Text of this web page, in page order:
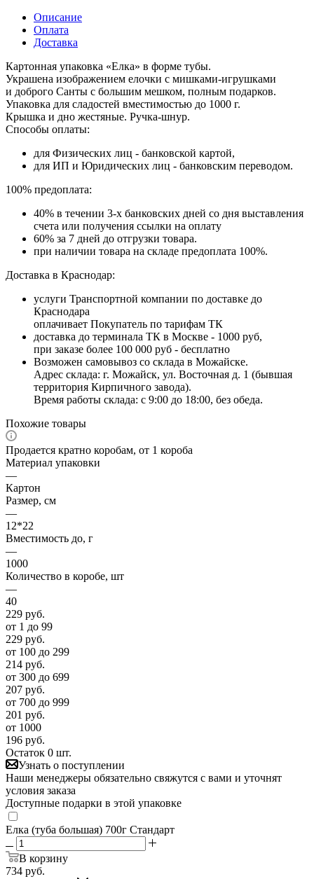
Описание
Оплата
Доставка
Картонная упаковка «Елка» в форме тубы.
Украшена изображением елочки с мишками‑игрушками
и доброго Санты с большим мешком, полным подарков.
Упаковка для сладостей вместимостью до 1000 г.
Крышка и дно жестяные. Ручка‑шнур.
Способы оплаты:
для Физических лиц - банковской картой,
для ИП и Юридических лиц - банковским переводом.
100% предоплата:
40% в течении 3-х банковских дней со дня выставления
счета или получения ссылки на оплату
60% за 7 дней до отгрузки товара.
при наличии товара на складе предоплата 100%.
Доставка в Краснодар:
услуги Транспортной компании по доставке до
Краснодара
оплачивает Покупатель по тарифам ТК
доставка до терминала ТК в Москве - 1000 руб,
при заказе более 100 000 руб - бесплатно
Возможен самовывоз со склада в Можайске.
Адрес склада: г. Можайск, ул. Восточная д. 1 (бывшая
территория Кирпичного завода).
Время работы склада: с 9:00 до 18:00, без обеда.
Похожие товары
Продается кратно коробам, от 1 короба
Материал упаковки
—
Картон
Размер, см
—
12*22
Вместимость до, г
—
1000
Количество в коробе, шт
—
40
229 руб.
от 1 до 99
229 руб.
от 100 до 299
214 руб.
от 300 до 699
207 руб.
от 700 до 999
201 руб.
от 1000
196 руб.
Остаток 0 шт.
Узнать о поступлении
Наши менеджеры обязательно свяжутся с вами и уточнят
условия заказа
Доступные подарки в этой упаковке
Елка (туба большая) 700г Стандарт
В корзину
734 руб.